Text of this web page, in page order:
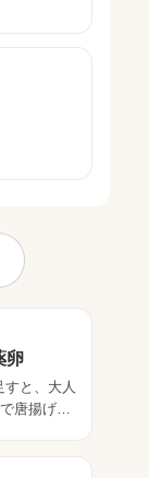
卵
すと、大人
唐揚げに